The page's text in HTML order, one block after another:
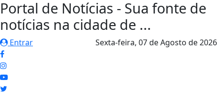
Portal de Notícias - Sua fonte de
notícias na cidade de ...
Entrar Sexta-feira, 07 de Agosto de 2026